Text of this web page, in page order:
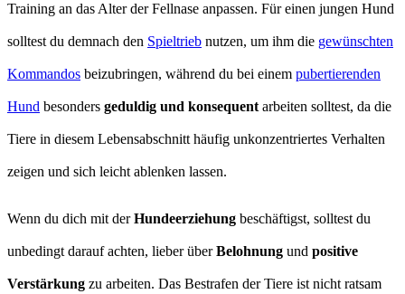
Training an das Alter der Fellnase anpassen. Für einen jungen Hund
solltest du demnach den Spieltrieb nutzen, um ihm die gewünschten
Kommandos beizubringen, während du bei einem pubertierenden
Hund besonders geduldig und konsequent arbeiten solltest, da die
Tiere in diesem Lebensabschnitt häufig unkonzentriertes Verhalten
zeigen und sich leicht ablenken lassen.
Wenn du dich mit derHundeerziehung beschäftigst, solltest du
unbedingt darauf achten, lieber überBelohnung und positive
Verstärkung zu arbeiten. Das Bestrafen der Tiere ist nicht ratsam